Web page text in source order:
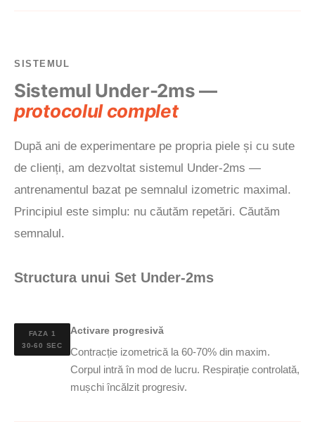
SISTEMUL
Sistemul Under-2ms —
protocolul complet
După ani de experimentare pe propria piele și cu sute
de clienți, am dezvoltat sistemul Under-2ms —
antrenamentul bazat pe semnalul izometric maximal.
Principiul este simplu: nu căutăm repetări. Căutăm
semnalul.
Structura unui Set Under-2ms
FAZA 1
30-60 SEC
Activare progresivă
Contracție izometrică la 60-70% din maxim.
Corpul intră în mod de lucru. Respirație controlată,
mușchi încălzit progresiv.